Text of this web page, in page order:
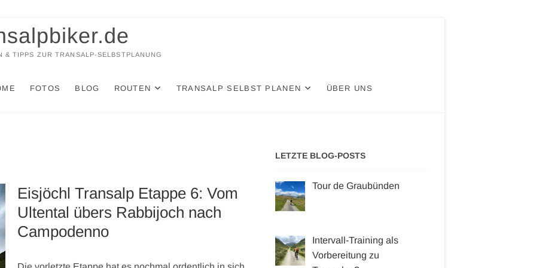
& TIPPS ZUR TRANSALP-SELBSTPLANUNG
FOTOS BLOG ROUTEN TRANSALP SELBST PLANEN ÜBER UNS
Eisjöchl Transalp Etappe 6: Vom
Ultental übers Rabbijoch nach
Campodenno
LETZTE BLOG-POSTS
Tour de Graubünden
Intervall-Training als
Vorbereitung zu